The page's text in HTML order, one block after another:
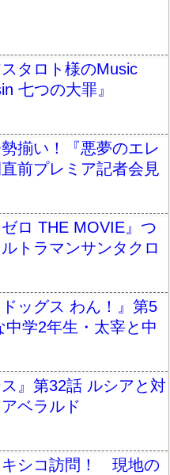
タロト様のMusic
七つの大罪』
揃い！『悪夢のエレ
前プレミア記者会見
ゼロ THE MOVIE』つ
トラマンサンタクロ
ドッグス わん！』第5
学2年生・太宰と中
ス』第32話 ルシアと対
ベラルド
キシコ訪問！ 現地の